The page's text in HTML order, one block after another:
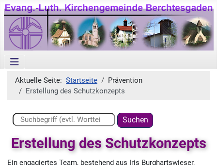
Aktuelle Seite: Startseite
Prävention
Erstellung des Schutzkonzepts
Suchen ...
Suchen
Erstellung des Schutzkonzepts
Ein engagiertes Team, bestehend aus Iris Burghartswieser,